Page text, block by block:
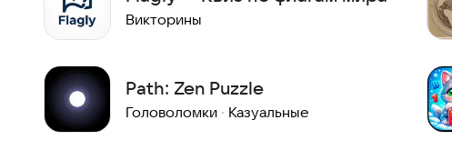
Викторины
Path: Zen Puzzle
Головоломки · Казуальные